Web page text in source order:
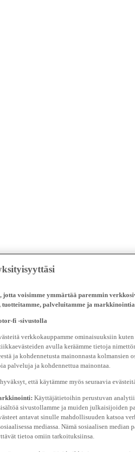
jotta voisimme ymmärtää paremmin
tuotteitamme, palveluitamme ja
fi -sivustolla
verkkokauppamme ominaisuuksiin
avulla keräämme tietoja
ja kohdennetusta mainonnasta kolmansien
palveluja ja kohdennettua mainontaa.
että käytämme myös seuraavia
Käyttäjätietoihin perustuvan
sivustollamme ja muiden julkaisijoiden
antavat sinulle mahdollisuuden katsoa
mediassa. Nämä sosiaalisen
tietoa omiin tarkoituksiinsa.